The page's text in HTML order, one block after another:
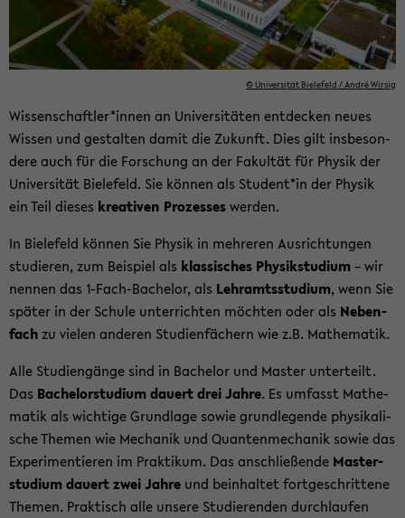
© Uni­ver­si­tät Bie­le­feld / André Wir­sig
Wis­sen­schaft­ler*innen an Uni­ver­si­tä­ten ent­de­cken neues
Wis­sen und ge­stal­ten damit die Zu­kunft. Dies gilt ins­be­son­
de­re auch für die For­schung an der Fa­kul­tät für Phy­sik der
Uni­ver­si­tät Bie­le­feld. Sie kön­nen als Stu­dent*in der Phy­sik
ein Teil die­ses krea­ti­ven Pro­zes­seswer­den.
In Bie­le­feld kön­nen Sie Phy­sik in meh­re­ren Aus­rich­tun­gen
stu­die­ren, zum Bei­spiel als klas­si­sches Phy­sik­stu­di­um– wir
nen­nen das 1-​Fach-Bachelor, als Lehr­amts­stu­di­um, wenn Sie
spä­ter in der Schu­le un­ter­rich­ten möch­ten oder als Ne­ben­
fachzu vie­len an­de­ren Stu­di­en­fä­chern wie z.B. Ma­the­ma­tik.
Alle Stu­di­en­gän­ge sind in Ba­che­lor und Mas­ter un­ter­teilt.
Das Ba­che­lor­stu­di­um dau­ert drei Jahre. Es um­fasst Ma­the­
ma­tik als wich­ti­ge Grund­la­ge sowie grund­le­gen­de phy­si­ka­li­
sche The­men wie Me­cha­nik und Quan­ten­me­cha­nik sowie das
Ex­pe­ri­men­tie­ren im Prak­ti­kum. Das an­schlie­ßen­de Mas­ter­
stu­di­um dau­ert zwei Jahre und be­inhal­tet fort­ge­schrit­te­ne
The­men. Prak­tisch alle un­se­re Stu­die­ren­den durch­lau­fen